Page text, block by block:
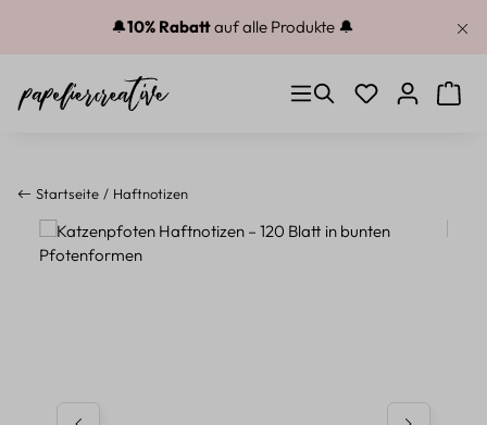
Zum Hauptinhalt springen
🔔10% Rabattauf alle Produkte 🔔
Du hast 0
Startseite Haftnotizen
Bildergalerie überspringen